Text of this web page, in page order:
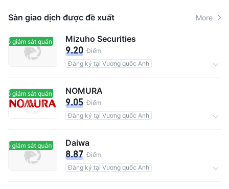
Sàn giao dịch được đề xuất More
giám sát quản lý Có giám sát quản lý
Mizuho Securities
9.20 Điểm
Đăng ký tại Vương quốc Anh
giám sát quản lý Có giám sát quản lý
NOMURA
9.05 Điểm
Đăng ký tại Vương quốc Anh
giám sát quản lý Có giám sát quản lý
Daiwa
8.87 Điểm
Đăng ký tại Vương quốc Anh